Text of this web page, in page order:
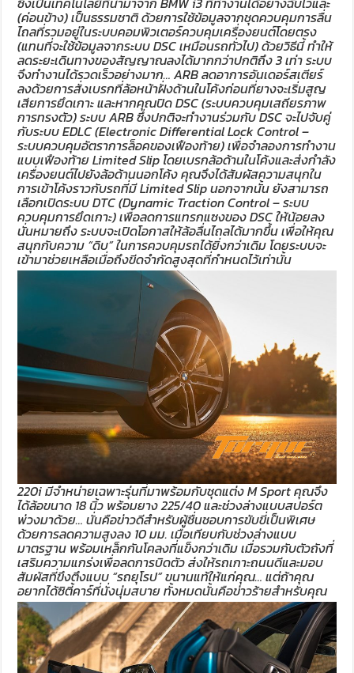
(ค่อนข้าง) เป็นธรรมชาติ ด้วยการใช้ข้อมูลจากชุดควบคุมการลื่น
ไถลที่รวมอยู่ในระบบคอมพิวเตอร์ควบคุมเครื่องยนต์โดยตรง
(แทนที่จะใช้ข้อมูลจากระบบ DSC เหมือนรถทั่วไป) ด้วยวิธีนี้ ทำให้
ลดระยะเดินทางของสัญญาณลงได้มากกว่าปกติถึง 3 เท่า ระบบ
จึงทำงานได้รวดเร็วอย่างมาก… ARB ลดอาการอันเดอร์สเตียร์
ลงด้วยการสั่งเบรกที่ล้อหน้าฝั่งด้านในโค้งก่อนที่ยางจะเริ่มสูญ
เสียการยึดเกาะ และหากคุณปิด DSC (ระบบควบคุมเสถียรภาพ
การทรงตัว) ระบบ ARB ซึ่งปกติจะทำงานร่วมกับ DSC จะไปจับคู่
กับระบบ EDLC (Electronic Differential Lock Control –
ระบบควบคุมอัตราการล็อคของเฟืองท้าย) เพื่อจำลองการทำงาน
แบบเฟืองท้าย Limited Slip โดยเบรกล้อด้านในโค้งและส่งกำลัง
เครื่องยนต์ไปยังล้อด้านนอกโค้ง คุณจึงได้สัมผัสความสนุกใน
การเข้าโค้งราวกับรถที่มี Limited Slip นอกจากนั้น ยังสามารถ
เลือกเปิดระบบ DTC (Dynamic Traction Control – ระบบ
ควบคุมการยึดเกาะ) เพื่อลดการแทรกแซงของ DSC ให้น้อยลง
นั่นหมายถึง ระบบจะเปิดโอกาสให้ล้อลื่นไถลได้มากขึ้น เพื่อให้คุณ
สนุกกับความ “ดิบ” ในการควบคุมรถได้ยิ่งกว่าเดิม โดยระบบจะ
เข้ามาช่วยเหลือเมื่อถึงขีดจำกัดสูงสุดที่กำหนดไว้เท่านั้น
220i มีจำหน่ายเฉพาะรุ่นที่มาพร้อมกับชุดแต่ง M Sport คุณจึง
ได้ล้อขนาด 18 นิ้ว พร้อมยาง 225/40 และช่วงล่างแบบสปอร์ต
พ่วงมาด้วย… นั่นคือข่าวดีสำหรับผู้ชื่นชอบการขับขี่เป็นพิเศษ
ด้วยการลดความสูงลง 10 มม. เมื่อเทียบกับช่วงล่างแบบ
มาตรฐาน พร้อมเหล็กกันโคลงที่แข็งกว่าเดิม เมื่อรวมกับตัวถังที่
เสริมความแกร่งเพื่อลดการบิดตัว ส่งให้รถเกาะถนนดีและมอบ
สัมผัสที่ขึงตึงแบบ “รถยุโรป” ขนานแท้ให้แก่คุณ… แต่ถ้าคุณ
อยากได้ซิตี้คาร์ที่นั่งนุ่มสบาย ทั้งหมดนั้นคือข่าวร้ายสำหรับคุณ